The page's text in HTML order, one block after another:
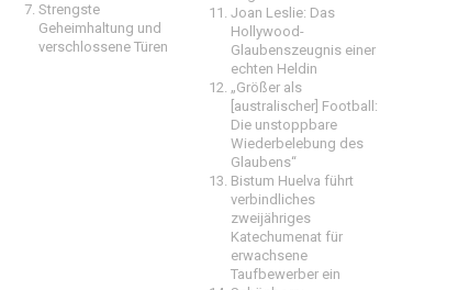
Strengste
Geheimhaltung und
verschlossene Türen
Joan Leslie: Das
Hollywood-
Glaubenszeugnis einer
echten Heldin
„Größer als
[australischer] Football:
Die unstoppbare
Wiederbelebung des
Glaubens“
Bistum Huelva führt
verbindliches
zweijähriges
Katechumenat für
erwachsene
Taufbewerber ein